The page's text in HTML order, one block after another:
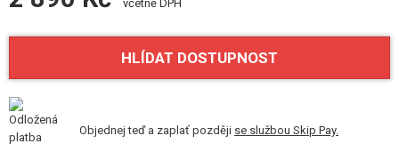
včetně DPH
HLÍDAT DOSTUPNOST
Objednej teď a zaplať později se službou Skip Pay.